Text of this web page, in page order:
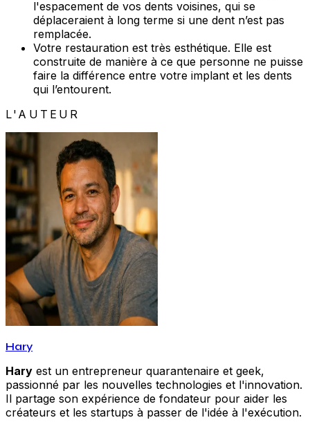
l'espacement de vos dents voisines, qui se
déplaceraient à long terme si une dent n’est pas
remplacée.
Votre restauration est très esthétique. Elle est
construite de manière à ce que personne ne puisse
faire la différence entre votre implant et les dents
qui l’entourent.
L'AUTEUR
Hary
Hary est un entrepreneur quarantenaire et geek,
passionné par les nouvelles technologies et l'innovation.
Il partage son expérience de fondateur pour aider les
créateurs et les startups à passer de l'idée à l'exécution.